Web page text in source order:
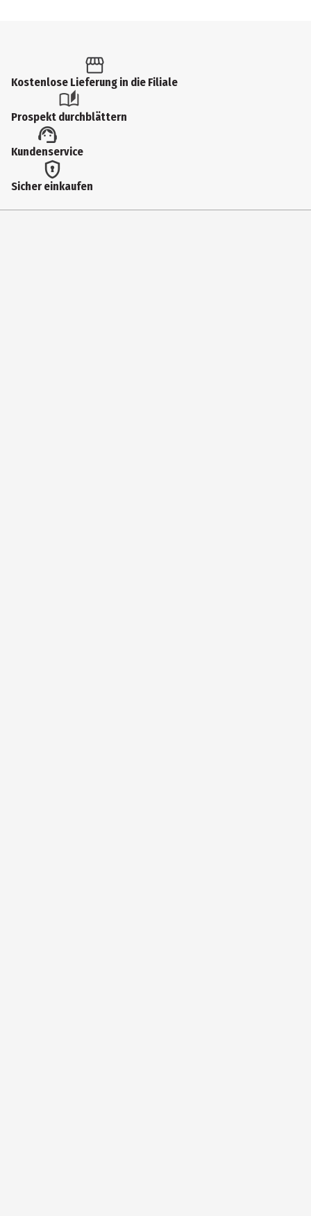
Kostenlose Lieferung in die Filiale
Prospekt durchblättern
Kundenservice
Sicher einkaufen